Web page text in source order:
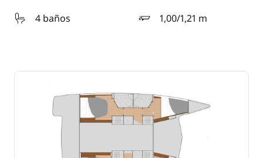
4 baños
1,00/1,21 m
calado